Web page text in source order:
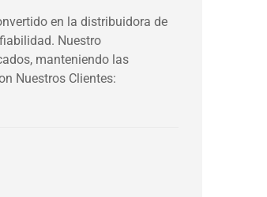
en la distribuidora de
Nuestro
manteniendo las
Nuestros Clientes: